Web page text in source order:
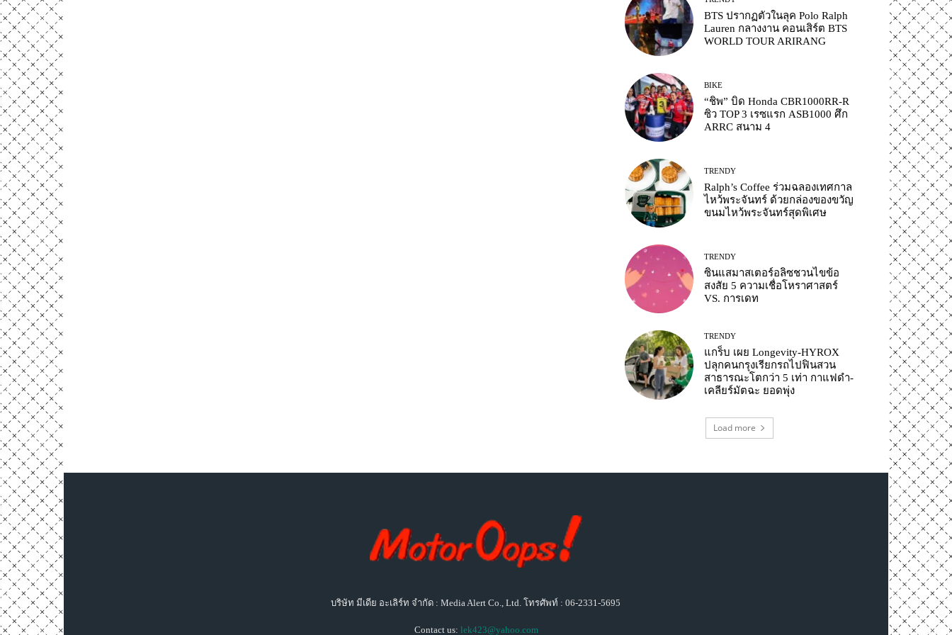
BTS ปรากฏตัวในลุค Polo Ralph
Lauren กลางงาน คอนเสิร์ต BTS
WORLD TOUR ARIRANG
BIKE
“ชิพ” บิด Honda CBR1000RR-R
ซิว TOP 3 เรซแรก ASB1000 ศึก
ARRC สนาม 4
TRENDY
Ralph’s Coffee ร่วมฉลองเทศกาล
ไหว้พระจันทร์ ด้วยกล่องของขวัญ
ขนมไหว้พระจันทร์สุดพิเศษ
TRENDY
ซินแสมาสเตอร์อลิซชวนไขข้อ
สงสัย 5 ความเชื่อโหราศาสตร์
VS. การเดท
TRENDY
แกร็บ เผย Longevity-HYROX
ปลุกคนกรุงเรียกรถไปฟินสวน
สาธารณะโตกว่า 5 เท่า กาแฟดำ-
เคลียร์มัตฉะ ยอดพุ่ง
Load more
บริษัท มีเดีย อะเลิร์ท จำกัด : Media Alert Co., Ltd. โทรศัพท์ : 06-2331-5695
Contact us: lek423@yahoo.com